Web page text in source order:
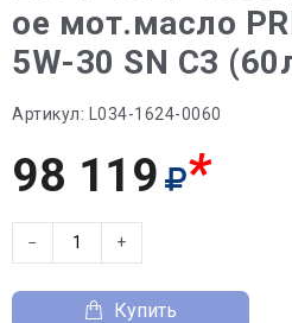
ое мот.масло
5W-30 SN C3
Артикул: L034-1624-0060
98 119 *
− +
Купить